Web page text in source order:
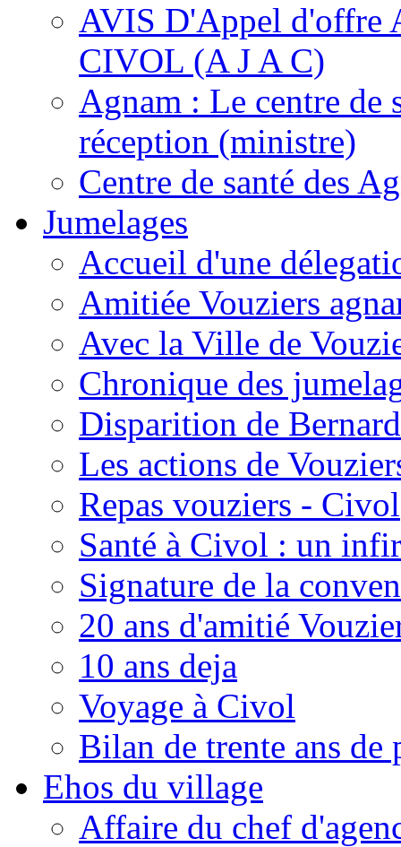
AVIS D'Appel d'offre
CIVOL (A J A C)
Agnam : Le centre de
réception (ministre)
Centre de santé des
Jumelages
Accueil d'une
Amitiée Vouziers
Avec la Ville de
Chronique des
Disparition de
Les actions de
Repas vouziers - Civol
Santé à Civol : un
Signature de la
20 ans d'amitié
10 ans deja
Voyage à Civol
Bilan de trente ans
Ehos du village
Affaire du chef